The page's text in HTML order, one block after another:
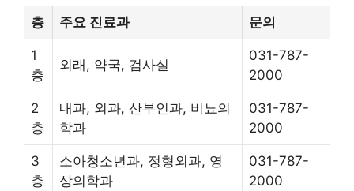
층 주요 진료과 문의
1
층
외래, 약국, 검사실
031-787-
2000
2
층
내과, 외과, 산부인과, 비뇨의
학과
031-787-
2000
3
층
소아청소년과, 정형외과, 영
상의학과
031-787-
2000